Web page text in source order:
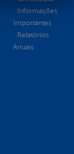
Informações
Importantes
Relatórios
Anuais